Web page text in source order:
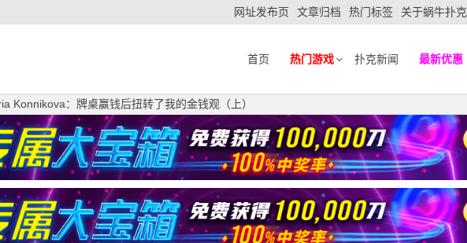
网址发布页 文章归档 热门标签 关于蜗牛扑克
首页 热门游戏 扑克新闻 最新优惠
Konnikova：牌桌赢钱后扭转了我的金钱观（上）